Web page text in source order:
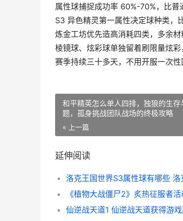
属性球捕捉成功率 60%-70%，比普
S3 异色精灵第一属性决定球种类，
炼金工坊优先造高消耗四类，多余材
棱镜球、炫彩球单独留着刷限量炫
赛季持续三十多天，不用开服一次
和平精英怎么单人四排，独狼的生
题，孤身挑战团队战场的终极攻略
« 上一篇
延伸阅读
仙逆战天道1 仙逆战天道获得游